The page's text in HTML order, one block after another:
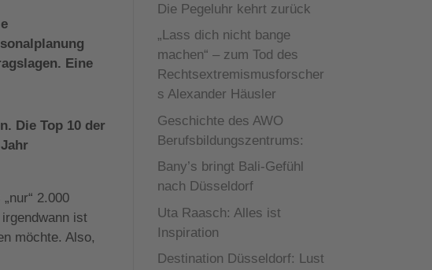
Eine
Die Top 10 der
2.000
ist
möchte. Also,
Die Pegeluhr kehrt zurück
„Lass dich nicht bange
machen“ – zum Tod des
Rechtsextremismusforscher
s Alexander Häusler
Geschichte des AWO
Berufsbildungszentrums:
Bany’s bringt Bali-Gefühl
nach Düsseldorf
Uta Raasch: Alles ist
Inspiration
Destination Düsseldorf: Lust